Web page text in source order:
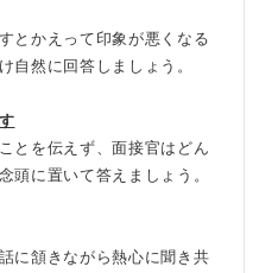
とかえって印象が悪くなる
自然に回答しましょう。
とを伝えず、面接官はどん
頭に置いて答えましょう。
に頷きながら熱心に聞き共